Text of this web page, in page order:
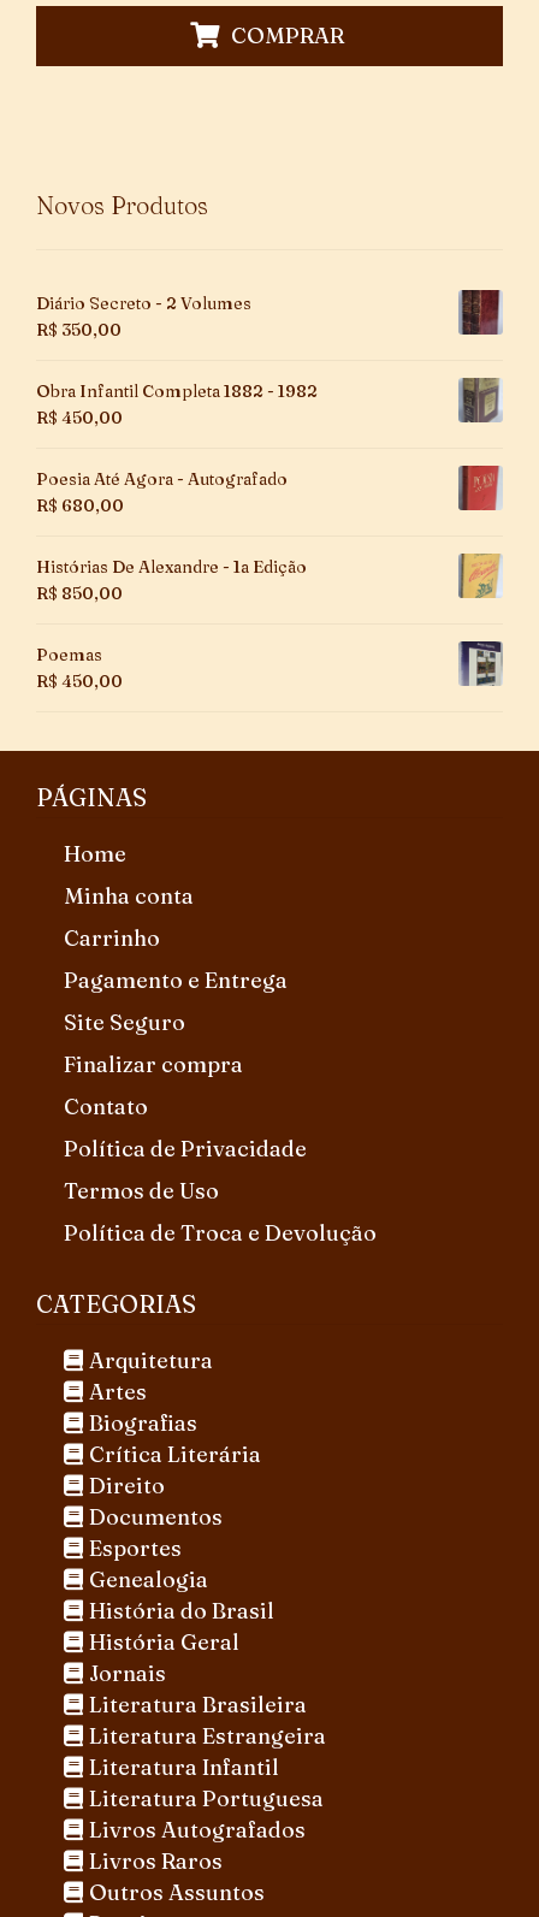
COMPRAR
Novos Produtos
Diário Secreto - 2 Volumes
R$ 350,00
Obra Infantil Completa 1882 - 1982
R$ 450,00
Poesia Até Agora - Autografado
R$ 680,00
Histórias De Alexandre - 1a Edição
R$ 850,00
Poemas
R$ 450,00
PÁGINAS
Home
Minha conta
Carrinho
Pagamento e Entrega
Site Seguro
Finalizar compra
Contato
Política de Privacidade
Termos de Uso
Política de Troca e Devolução
CATEGORIAS
Arquitetura
Artes
Biografias
Crítica Literária
Direito
Documentos
Esportes
Genealogia
História do Brasil
História Geral
Jornais
Literatura Brasileira
Literatura Estrangeira
Literatura Infantil
Literatura Portuguesa
Livros Autografados
Livros Raros
Outros Assuntos